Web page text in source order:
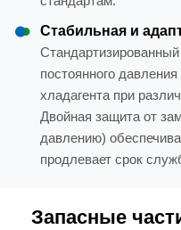
Стабильная и
постоянного
хладагента при
Двойная защита от
давлению)
продлевает срок
Запасные